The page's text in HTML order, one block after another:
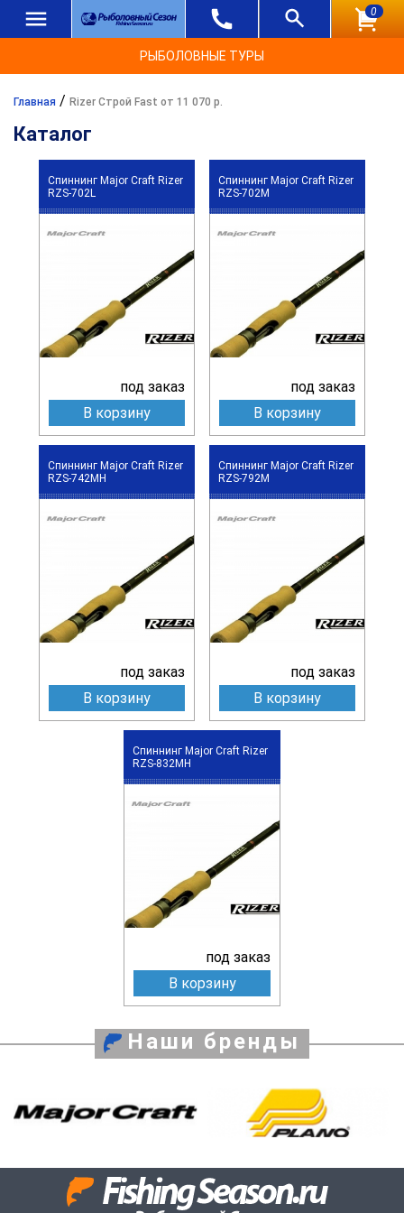
0
РЫБОЛОВНЫЕ ТУРЫ
Главная / Rizer Строй Fast от 11 070 р.
Каталог
Спиннинг Major Craft Rizer
RZS-702L
под заказ
В корзину
Спиннинг Major Craft Rizer
RZS-702M
под заказ
В корзину
Спиннинг Major Craft Rizer
RZS-742MH
под заказ
В корзину
Спиннинг Major Craft Rizer
RZS-792M
под заказ
В корзину
Спиннинг Major Craft Rizer
RZS-832MH
под заказ
В корзину
Наши бренды